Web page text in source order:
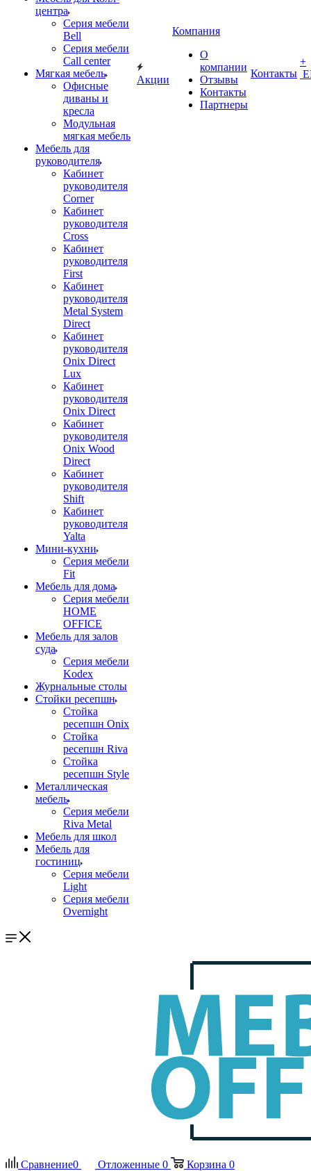
центра
Серия мебели
Bell
Серия мебели
Call center
Мягкая мебель
Офисные
диваны и
кресла
Модульная
мягкая мебель
Мебель для
руководителя
Кабинет
руководителя
Corner
Кабинет
руководителя
Cross
Кабинет
руководителя
First
Кабинет
руководителя
Metal System
Direct
Кабинет
руководителя
Onix Direct
Lux
Кабинет
руководителя
Onix Direct
Кабинет
руководителя
Onix Wood
Direct
Кабинет
руководителя
Shift
Кабинет
руководителя
Yalta
Мини-кухни
Серия мебели
Fit
Мебель для дома
Серия мебели
HOME
OFFICE
Мебель для залов
суда
Серия мебели
Kodex
Журнальные столы
Стойки ресепшн
Стойка
ресепшн Onix
Стойка
ресепшн Riva
Стойка
ресепшн Style
Металлическая
мебель
Серия мебели
Riva Metal
Мебель для школ
Мебель для
гостиниц
Серия мебели
Light
Серия мебели
Overnight
Акции
Компания
О
компании
Отзывы
Контакты
Партнеры
Контакты
+
Сравнение0 Отложенные 0 Корзина 0